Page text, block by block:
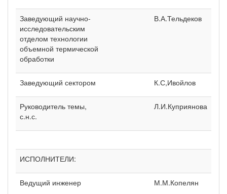
Заведующий научно-
исследовательским
отделом технологии
объемной термической
обработки
В.А.Тельдеков
Заведующий сектором К.С,Ивойлов
Руководитель темы,
с.н.с.
Л.И.Куприянова
ИСПОЛНИТЕЛИ:
Ведущий инженер М.М.Копелян